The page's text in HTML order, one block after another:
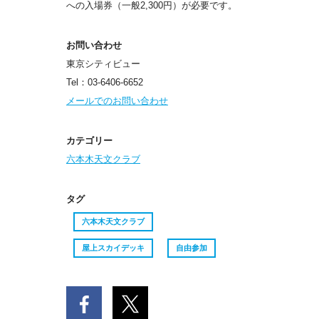
への入場券（一般2,300円）が必要です。
お問い合わせ
東京シティビュー
Tel：03-6406-6652
メールでのお問い合わせ
カテゴリー
六本木天文クラブ
タグ
六本木天文クラブ
屋上スカイデッキ 自由参加